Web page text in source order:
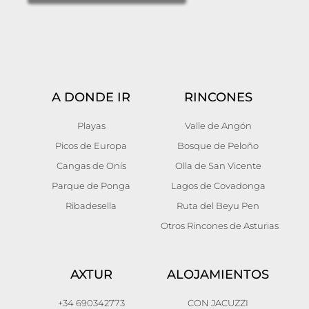
A DONDE IR
Playas
Picos de Europa
Cangas de Onís
Parque de Ponga
Ribadesella
RINCONES
Valle de Angón
Bosque de Peloño
Olla de San Vicente
Lagos de Covadonga
Ruta del Beyu Pen
Otros Rincones de Asturias
AXTUR
+34 690342773
ALOJAMIENTOS
CON JACUZZI